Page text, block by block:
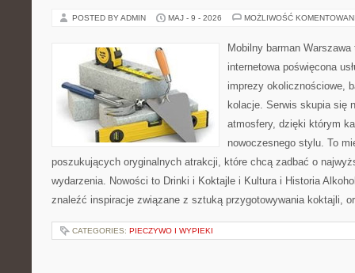
POSTED BY ADMIN MAJ - 9 - 2026 MOŻLIWOŚĆ
Mobilny barman
internetowa poświęcona
imprezy okolicznościowe,
kolacje. Serwis skupia się
atmosfery, dzięki którym
nowoczesnego stylu. To
poszukujących oryginalnych atrakcji, które chcą zadbać o
wydarzenia. Nowości to Drinki i Koktajle i Kultura i Historia
znaleźć inspiracje związane z sztuką przygotowywania koktajli,
CATEGORIES: PIECZYWO I WYPIEKI